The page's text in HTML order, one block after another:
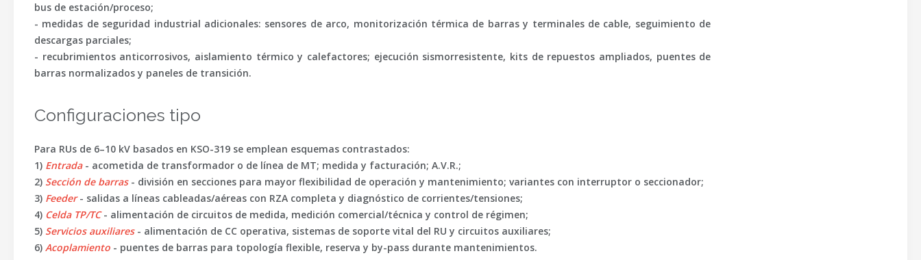
bus de estación/proceso;
- medidas de seguridad industrial adicionales: sensores de arco, monitorización térmica de barras y terminales de cable, seguimiento de
descargas parciales;
- recubrimientos anticorrosivos, aislamiento térmico y calefactores; ejecución sismorresistente, kits de repuestos ampliados, puentes de
barras normalizados y paneles de transición.
Configuraciones tipo
Para RUs de 6–10 kV basados en KSO-319 se emplean esquemas contrastados:
1) Entrada- acometida de transformador o de línea de MT; medida y facturación; A.V.R.;
2) Sección de barras- división en secciones para mayor flexibilidad de operación y mantenimiento; variantes con interruptor o seccionador;
3) Feeder- salidas a líneas cableadas/aéreas con RZA completa y diagnóstico de corrientes/tensiones;
4) Celda TP/TC- alimentación de circuitos de medida, medición comercial/técnica y control de régimen;
5) Servicios auxiliares- alimentación de CC operativa, sistemas de soporte vital del RU y circuitos auxiliares;
6) Acoplamiento - puentes de barras para topología flexible, reserva y by-pass durante mantenimientos.